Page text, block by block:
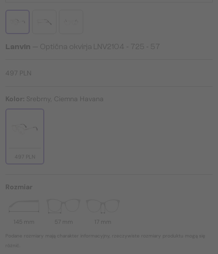
Lanvin — Optična okvirja LNV2104 - 725 - 57
497 PLN
Kolor: Srebrny, Ciemna Havana
497 PLN
Rozmiar
145 mm 57 mm 17 mm
Podane rozmiary mają charakter informacyjny, rzeczywiste rozmiary produktu mogą się
różnić.